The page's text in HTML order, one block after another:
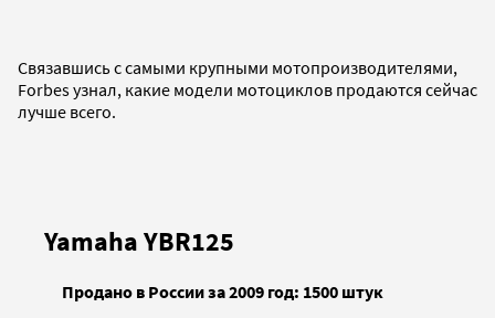
Связавшись с самыми крупными мотопроизводителями,
Forbes узнал, какие модели мотоциклов продаются сейчас
лучше всего.
Yamaha YBR125
Продано в России за 2009 год: 1500 штук